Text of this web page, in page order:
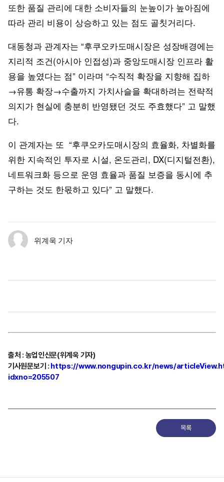
또한 품질 관리에 대한 소비자들의 눈높이가 높아짐에
따라 관리 비용이 상승하고 있는 점도 골칫거리다.
대동청과 관계자는 “후쿠오카도매시장은 성장배경에는
지리적 조건(아시아 인접성)과 중앙도매시장 인프라 활
용을 높였다는 점” 이라며 “수직적 확장을 지향해 집하
→유통 확장→수출까지 가치사슬을 확대하려는 전략적
의지가 현실에 충분히 반영됐던 것도 주효했다” 고 말했
다.
이 관계자는 또 “후쿠오카도매시장의 효율화, 차별화를
위한 지속적인 투자로 시설, 온도관리, DX(디지털전환),
네트워크화 등으로 운영 효율과 품질 보증을 동시에 추
구하는 것도 한몫하고 있다” 고 말했다.
위계욱 기자
출처 : 농업인신문(위계욱 기자)
기사원문보기 : https://www.nongupin.co.kr/news/
idxno=205507
목록